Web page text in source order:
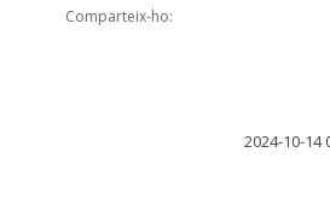
Comparteix-ho:
2024-10-14